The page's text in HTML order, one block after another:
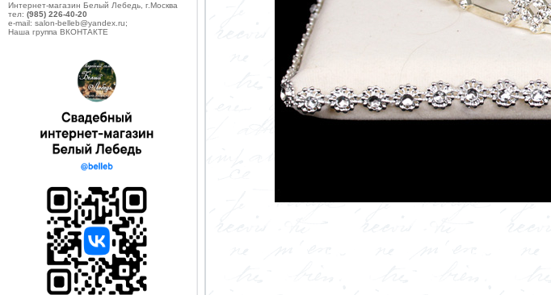
Интернет-магазин Белый Лебедь, г.Москва
тел: (985) 226-40-20
e-mail: salon-belleb@yandex.ru;
Наша группа ВКОНТАКТЕ